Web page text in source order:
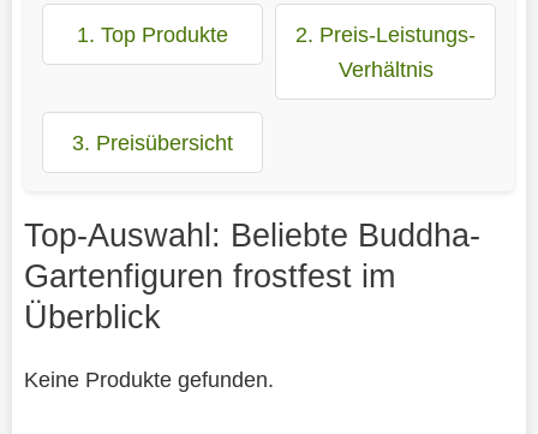
1. Top Produkte
2. Preis-Leistungs-
Verhältnis
3. Preisübersicht
Top-Auswahl: Beliebte Buddha-
Gartenfiguren frostfest im
Überblick
Keine Produkte gefunden.